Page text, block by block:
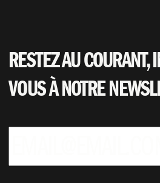
RESTEZ AU COURANT,
VOUS À NOTRE